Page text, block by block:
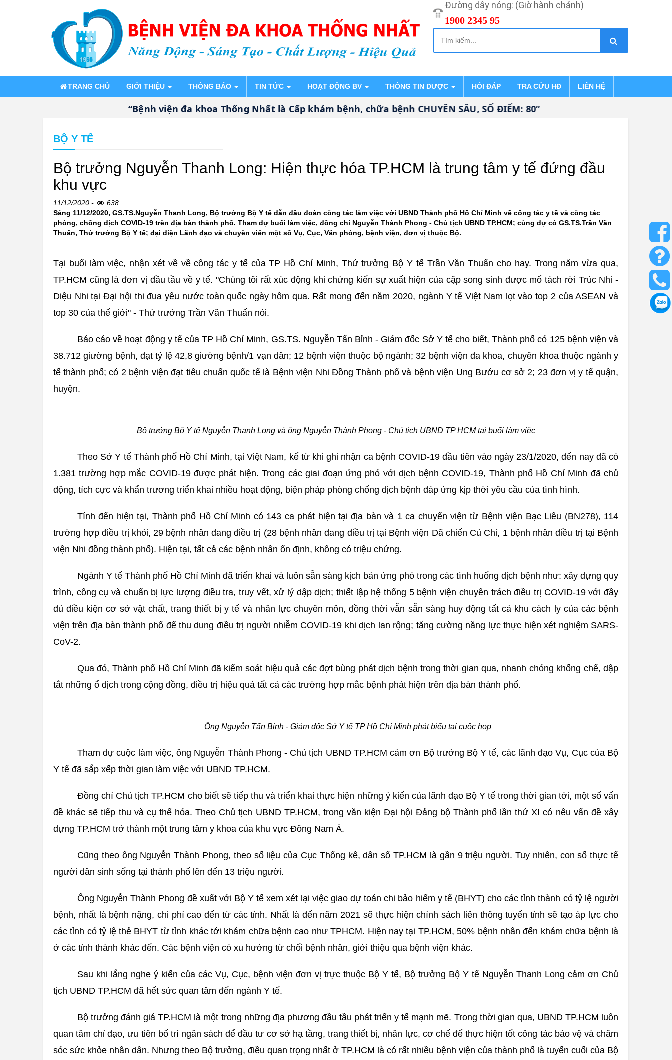
Đường dây nóng: (Giờ hành chánh)
1900 2345 95
TRANG CHỦ GIỚI THIỆU THÔNG BÁO TIN TỨC HOẠT ĐỘNG BV THÔNG TIN DƯỢC HỎI ĐÁP TRA CỨU HĐ LIÊN HỆ
“Bệnh viện đa khoa Thống Nhất là Cấp khám bệnh, chữa bệnh CHUYÊN SÂU, SỐ ĐIỂM: 80”
BỘ Y TẾ
Bộ trưởng Nguyễn Thanh Long: Hiện thực hóa TP.HCM là trung tâm y tế đứng đầu
khu vực
11/12/2020 -
638
Sáng 11/12/2020, GS.TS.Nguyễn Thanh Long, Bộ trưởng Bộ Y tế dẫn đầu đoàn công tác làm việc với UBND Thành phố Hồ Chí Minh về công tác y tế và công tác
phòng, chống dịch COVID-19 trên địa bàn thành phố. Tham dự buổi làm việc, đồng chí Nguyễn Thành Phong - Chủ tịch UBND TP.HCM; cùng dự có GS.TS.Trần Văn
Thuấn, Thứ trưởng Bộ Y tế; đại diện Lãnh đạo và chuyên viên một số Vụ, Cục, Văn phòng, bệnh viện, đơn vị thuộc Bộ.
Tại buổi làm việc, nhận xét về về công tác y tế của TP Hồ Chí Minh, Thứ trưởng Bộ Y tế Trần Văn Thuấn cho hay. Trong năm vừa qua,
TP.HCM cũng là đơn vị đầu tầu về y tế. "Chúng tôi rất xúc động khi chứng kiến sự xuất hiện của cặp song sinh được mổ tách rời Trúc Nhi -
Diệu Nhi tại Đại hội thi đua yêu nước toàn quốc ngày hôm qua. Rất mong đến năm 2020, ngành Y tế Việt Nam lọt vào top 2 của ASEAN và
top 30 của thế giới" - Thứ trưởng Trần Văn Thuấn nói.
Báo cáo về hoạt động y tế của TP Hồ Chí Minh, GS.TS. Nguyễn Tấn Bỉnh - Giám đốc Sở Y tế cho biết, Thành phố có 125 bệnh viện và
38.712 giường bệnh, đạt tỷ lệ 42,8 giường bệnh/1 vạn dân; 12 bệnh viện thuộc bộ ngành; 32 bệnh viện đa khoa, chuyên khoa thuộc ngành y
tế thành phố; có 2 bệnh viện đạt tiêu chuẩn quốc tế là Bệnh viện Nhi Đồng Thành phố và bệnh viện Ung Bướu cơ sở 2; 23 đơn vị y tế quận,
huyện.
Bộ trưởng Bộ Y tế Nguyễn Thanh Long và ông Nguyễn Thành Phong - Chủ tịch UBND TP HCM tại buổi làm việc
Theo Sở Y tế Thành phố Hồ Chí Minh, tại Việt Nam, kể từ khi ghi nhận ca bệnh COVID-19 đầu tiên vào ngày 23/1/2020, đến nay đã có
1.381 trường hợp mắc COVID-19 được phát hiện. Trong các giai đoạn ứng phó với dịch bệnh COVID-19, Thành phố Hồ Chí Minh đã chủ
động, tích cực và khẩn trương triển khai nhiều hoạt động, biện pháp phòng chống dịch bệnh đáp ứng kịp thời yêu cầu của tình hình.
Tính đến hiện tại, Thành phố Hồ Chí Minh có 143 ca phát hiện tại địa bàn và 1 ca chuyển viện từ Bệnh viện Bạc Liêu (BN278), 114
trường hợp điều trị khỏi, 29 bệnh nhân đang điều trị (28 bệnh nhân đang điều trị tại Bệnh viện Dã chiến Củ Chi, 1 bệnh nhân điều trị tại Bệnh
viện Nhi đồng thành phố). Hiện tại, tất cả các bệnh nhân ổn định, không có triệu chứng.
Ngành Y tế Thành phố Hồ Chí Minh đã triển khai và luôn sẵn sàng kịch bản ứng phó trong các tình huống dịch bệnh như: xây dựng quy
trình, công cụ và chuẩn bị lực lượng điều tra, truy vết, xử lý dập dịch; thiết lập hệ thống 5 bệnh viện chuyên trách điều trị COVID-19 với đầy
đủ điều kiện cơ sở vật chất, trang thiết bị y tế và nhân lực chuyên môn, đồng thời vẫn sẵn sàng huy động tất cả khu cách ly của các bệnh
viện trên địa bàn thành phố để thu dung điều trị người nhiễm COVID-19 khi dịch lan rộng; tăng cường năng lực thực hiện xét nghiệm SARS-
CoV-2.
Qua đó, Thành phố Hồ Chí Minh đã kiểm soát hiệu quả các đợt bùng phát dịch bệnh trong thời gian qua, nhanh chóng khống chế, dập
tắt những ổ dịch trong cộng đồng, điều trị hiệu quả tất cả các trường hợp mắc bệnh phát hiện trên địa bàn thành phố.
Ông Nguyễn Tấn Bỉnh - Giám đốc Sở Y tế TP Hồ Chí Minh phát biểu tại cuộc họp
Tham dự cuộc làm việc, ông Nguyễn Thành Phong - Chủ tịch UBND TP.HCM cảm ơn Bộ trưởng Bộ Y tế, các lãnh đạo Vụ, Cục của Bộ
Y tế đã sắp xếp thời gian làm việc với UBND TP.HCM.
Đồng chí Chủ tịch TP.HCM cho biết sẽ tiếp thu và triển khai thực hiện những ý kiến của lãnh đạo Bộ Y tế trong thời gian tới, một số vấn
đề khác sẽ tiếp thu và cụ thể hóa. Theo Chủ tịch UBND TP.HCM, trong văn kiện Đại hội Đảng bộ Thành phố lần thứ XI có nêu vấn đề xây
dựng TP.HCM trở thành một trung tâm y khoa của khu vực Đông Nam Á.
Cũng theo ông Nguyễn Thành Phong, theo số liệu của Cục Thống kê, dân số TP.HCM là gần 9 triệu người. Tuy nhiên, con số thực tế
người dân sinh sống tại thành phố lên đến 13 triệu người.
Ông Nguyễn Thành Phong đề xuất với Bộ Y tế xem xét lại việc giao dự toán chi bảo hiểm y tế (BHYT) cho các tỉnh thành có tỷ lệ người
bệnh, nhất là bệnh nặng, chi phí cao đến từ các tỉnh. Nhất là đến năm 2021 sẽ thực hiện chính sách liên thông tuyến tỉnh sẽ tạo áp lực cho
các tỉnh có tỷ lệ thẻ BHYT từ tỉnh khác tới khám chữa bệnh cao như TPHCM. Hiện nay tại TP.HCM, 50% bệnh nhân đến khám chữa bệnh là
ở các tỉnh thành khác đến. Các bệnh viện có xu hướng từ chối bệnh nhân, giới thiệu qua bệnh viện khác.
Sau khi lắng nghe ý kiến của các Vụ, Cục, bệnh viện đơn vị trực thuộc Bộ Y tế, Bộ trưởng Bộ Y tế Nguyễn Thanh Long cảm ơn Chủ
tịch UBND TP.HCM đã hết sức quan tâm đến ngành Y tế.
Bộ trưởng đánh giá TP.HCM là một trong những địa phương đầu tầu phát triển y tế mạnh mẽ. Trong thời gian qua, UBND TP.HCM luôn
quan tâm chỉ đạo, ưu tiên bố trí ngân sách để đầu tư cơ sở hạ tầng, trang thiết bị, nhân lực, cơ chế để thực hiện tốt công tác bảo vệ và chăm
sóc sức khỏe nhân dân. Nhưng theo Bộ trưởng, điều quan trọng nhất ở TP.HCM là có rất nhiều bệnh viện của thành phố là tuyến cuối của Bộ